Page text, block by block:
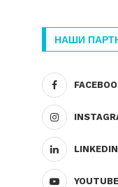
НАШИ
LINKEDIN
YOUTUBE